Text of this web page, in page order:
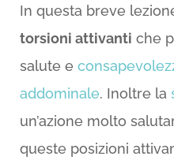
In questa breve
torsioni attivanti che
salute e
addominale. Inoltre la
un’azione molto
queste posizioni